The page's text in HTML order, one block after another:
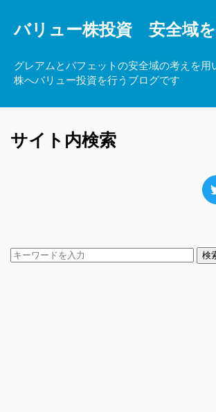
バリュー株投資 安全域
グレアムとバフェットの安全域の考えを用
株へバリュー投資を行うブログです
サイト内検索